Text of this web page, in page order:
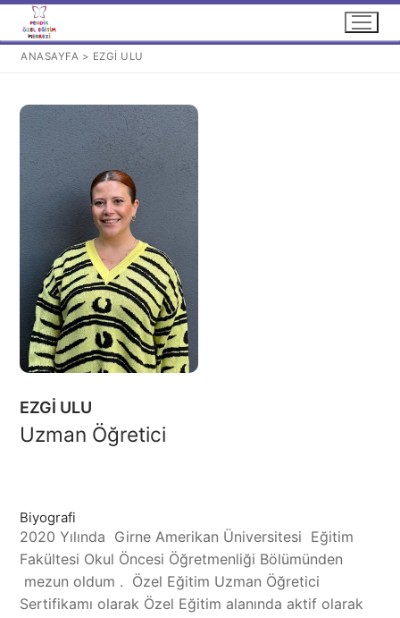
İçeriğe
atla
ANASAYFA > EZGİ ULU
EZGİ ULU
Uzman Öğretici
Biyografi
2020 Yılında Girne Amerikan Üniversitesi Eğitim
Fakültesi Okul Öncesi Öğretmenliği Bölümünden
mezun oldum . Özel Eğitim Uzman Öğretici
Sertifikamı olarak Özel Eğitim alanında aktif olarak